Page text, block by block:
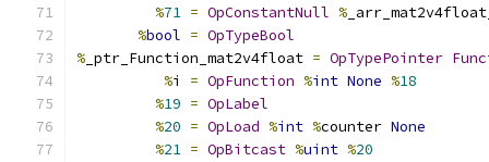
%71 = OpConstantNull %
%bool = OpTypeBool
% _ptr_Function_mat2v4float = OpTypePointer
%i = OpFunction %int None %18
%19 = OpLabel
%20 = OpLoad %int %counter None
%21 = OpBitcast %uint %20